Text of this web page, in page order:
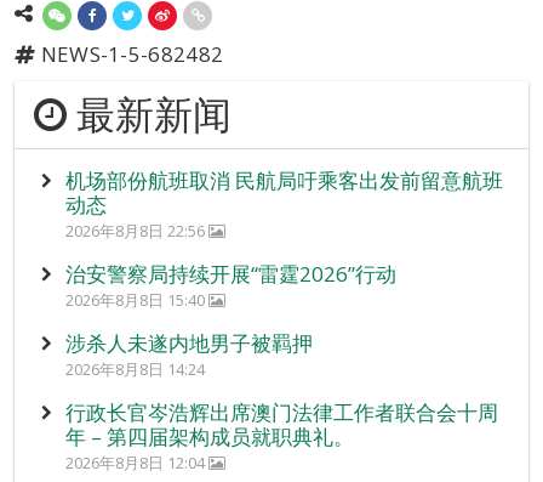
NEWS-1-5-682482
最新新闻
机场部份航班取消 民航局吁乘客出发前留意航班
动态
2026年8月8日 22:56
治安警察局持续开展“雷霆2026”行动
2026年8月8日 15:40
涉杀人未遂内地男子被羁押
2026年8月8日 14:24
行政长官岑浩辉出席澳门法律工作者联合会十周
年 – 第四届架构成员就职典礼。
2026年8月8日 12:04